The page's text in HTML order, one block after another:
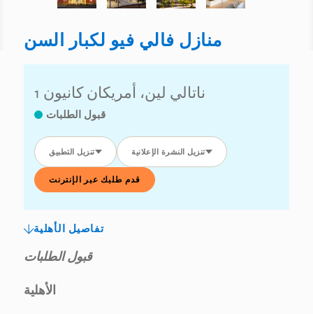
منازل فالي فيو لكبار السن
1 ناتالي لين، أمريكان كانيون
قبول الطلبات
تنزيل التطبيق تنزيل النشرة الإعلانية
قدم طلبك عبر الإنترنت
تفاصيل الأهلية
قبول الطلبات
الأهلية